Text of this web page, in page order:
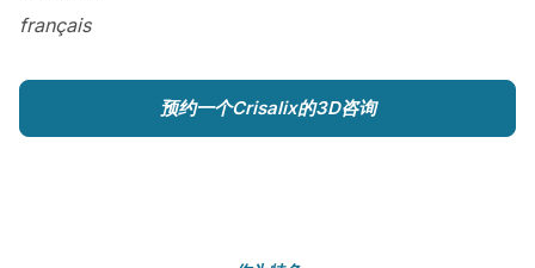
français
预约一个Crisalix的3D咨询